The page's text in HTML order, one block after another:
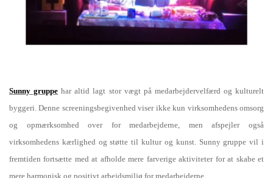
Sunny gruppe har altid lagt stor vægt på medarbejdervelfærd og kulturelt
byggeri. Denne screeningsbegivenhed viser ikke kun virksomhedens omsorg
og opmærksomhed over for medarbejderne, men afspejler også
virksomhedens kærlighed og støtte til kultur og kunst. Sunny gruppe vil i
fremtiden fortsætte med at afholde mere farverige aktiviteter for at skabe et
mere harmonisk og positivt arbejdsmiljø for medarbejderne.